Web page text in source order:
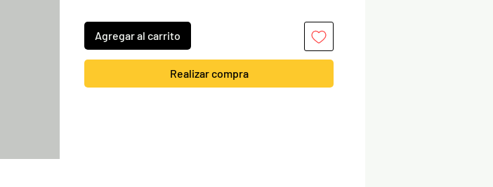
Agregar al carrito
Realizar compra